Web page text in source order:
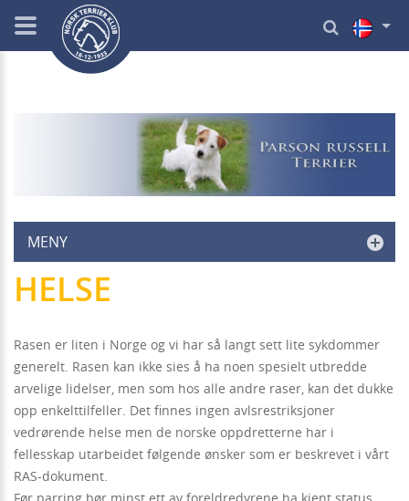
MENY
HELSE
Rasen er liten i Norge og vi har så langt sett lite sykdommer
generelt. Rasen kan ikke sies å ha noen spesielt utbredde
arvelige lidelser, men som hos alle andre raser, kan det dukke
opp enkelttilfeller. Det finnes ingen avlsrestriksjoner
vedrørende helse men de norske oppdretterne har i
fellesskap utarbeidet følgende ønsker som er beskrevet i vårt
RAS-dokument.